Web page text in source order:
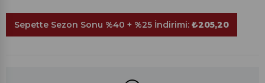
Sepette Sezon Sonu %40 + %25 İndirimi: ₺205,20